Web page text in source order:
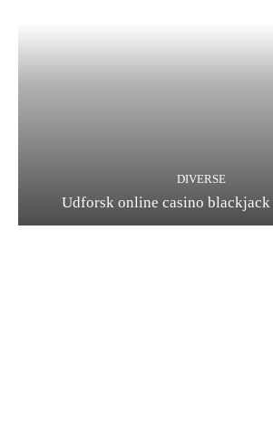
DIVERSE
Udforsk online casino